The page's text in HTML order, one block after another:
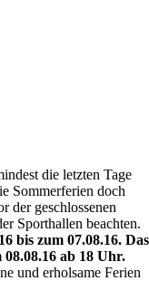
die letzten Tage
Sommerferien doch
der geschlossenen
Sporthallen beachten.
bis zum 07.08.16. Das
ab 18 Uhr.
und erholsame Ferien